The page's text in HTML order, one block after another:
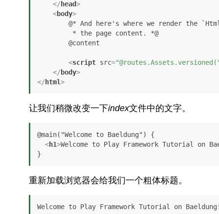
</ head>
<body>
<script src=
</ body>
</ html>
让我们稍微改变一下index文件中的文字。
@main("Welcome to Baeldung") {
<h1>Welcome to Play Framework Tutorial on
}
重新加载浏览器会给我们一个粗体标题。
Welcome to Play Framework Tutorial on